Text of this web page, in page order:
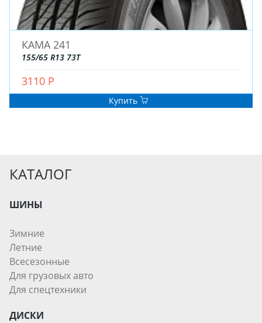
КАМА 241
155/65 R13 73T
3110 Р
Купить
КАТАЛОГ
ШИНЫ
Зимние
Летние
Всесезонные
Для грузовых авто
Для спецтехники
ДИСКИ